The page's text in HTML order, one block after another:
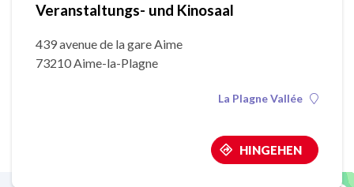
Veranstaltungs- und Kinosaal
439 avenue de la gare Aime
73210 Aime-la-Plagne
La Plagne Vallée
HINGEHEN